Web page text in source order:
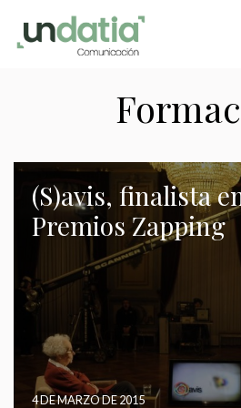
CÓMO
(S)avis, finalista
Premios Zapping
4 DE MARZO DE 2015
Modificar cookies
Técnicas y funcionales